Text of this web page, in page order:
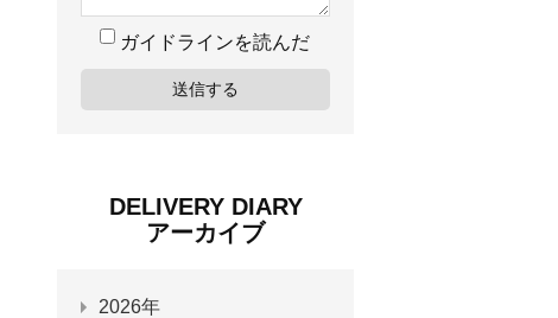
ガイドラインを読んだ
DELIVERY DIARY
アーカイブ
2026年